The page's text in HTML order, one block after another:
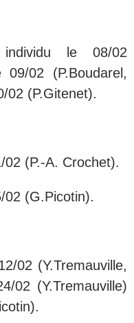
le 08/02
02 (P.Boudarel,
02 (P.Gitenet).
(P.-A. Crochet).
02 (G.Picotin).
02 (Y.Tremauville,
02 (Y.Tremauville)